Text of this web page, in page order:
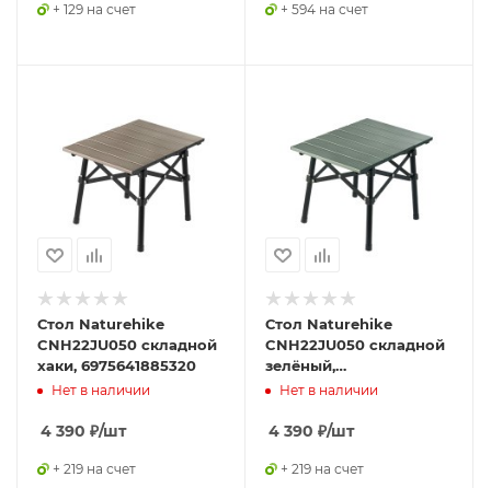
+ 129 на счет + 594 на счет
Стол Naturehike
CNH22JU050 складной
хаки, 6975641885320
Нет в наличии
4 390 ₽/шт
+ 219 на счет
Стол Naturehike
CNH22JU050 складной
зелёный,
6975641885368
Нет в наличии
4 390 ₽/шт
+ 219 на счет